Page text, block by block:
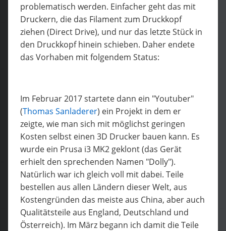
problematisch werden. Einfacher geht das mit
Druckern, die das Filament zum Druckkopf
ziehen (Direct Drive), und nur das letzte Stück in
den Druckkopf hinein schieben. Daher endete
das Vorhaben mit folgendem Status:
Im Februar 2017 startete dann ein "Youtuber"
(Thomas Sanladerer) ein Projekt in dem er
zeigte, wie man sich mit möglichst geringen
Kosten selbst einen 3D Drucker bauen kann. Es
wurde ein Prusa i3 MK2 geklont (das Gerät
erhielt den sprechenden Namen "Dolly").
Natürlich war ich gleich voll mit dabei. Teile
bestellen aus allen Ländern dieser Welt, aus
Kostengründen das meiste aus China, aber auch
Qualitätsteile aus England, Deutschland und
Österreich). Im März begann ich damit die Teile